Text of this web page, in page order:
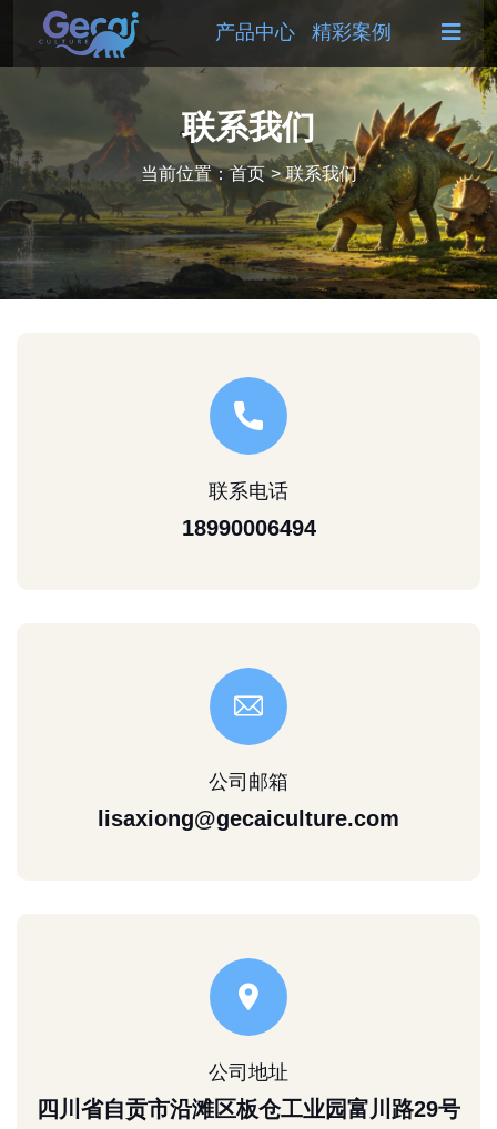
产品中心 精彩案例
联系我们
当前位置：首页 > 联系我们
联系电话
18990006494
公司邮箱
lisaxiong@gecaiculture.com
公司地址
四川省自贡市沿滩区板仓工业园富川路29号